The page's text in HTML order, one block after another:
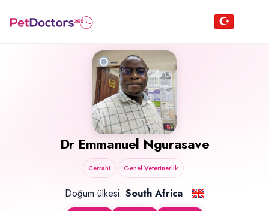
Dr Emmanuel Ngurasave
Cerrahi Genel Veterinerlik
Doğum ülkesi: South Africa